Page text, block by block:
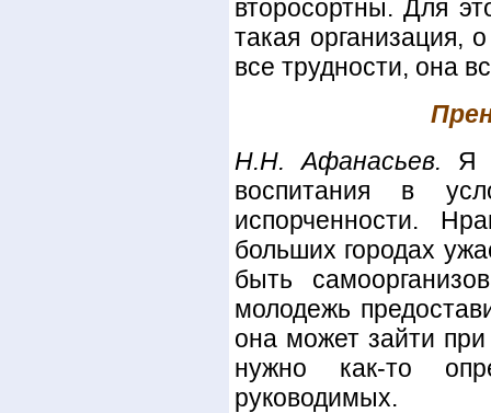
второсортны. Для
такая организация,
все трудности, она
H.Н. Афанасьев. Я
воспитания в
испорченности.
больших городах
быть
молодежь
она может зайти
нужно как-то
руководимых.